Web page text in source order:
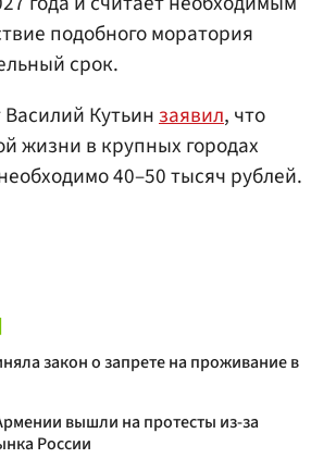
подобного моратория
срок.
Кутьинзаявил, что
жизни в крупных городах
40–50 тысяч рублей.
закон о запрете на проживание в
вышли на протесты из-за
России